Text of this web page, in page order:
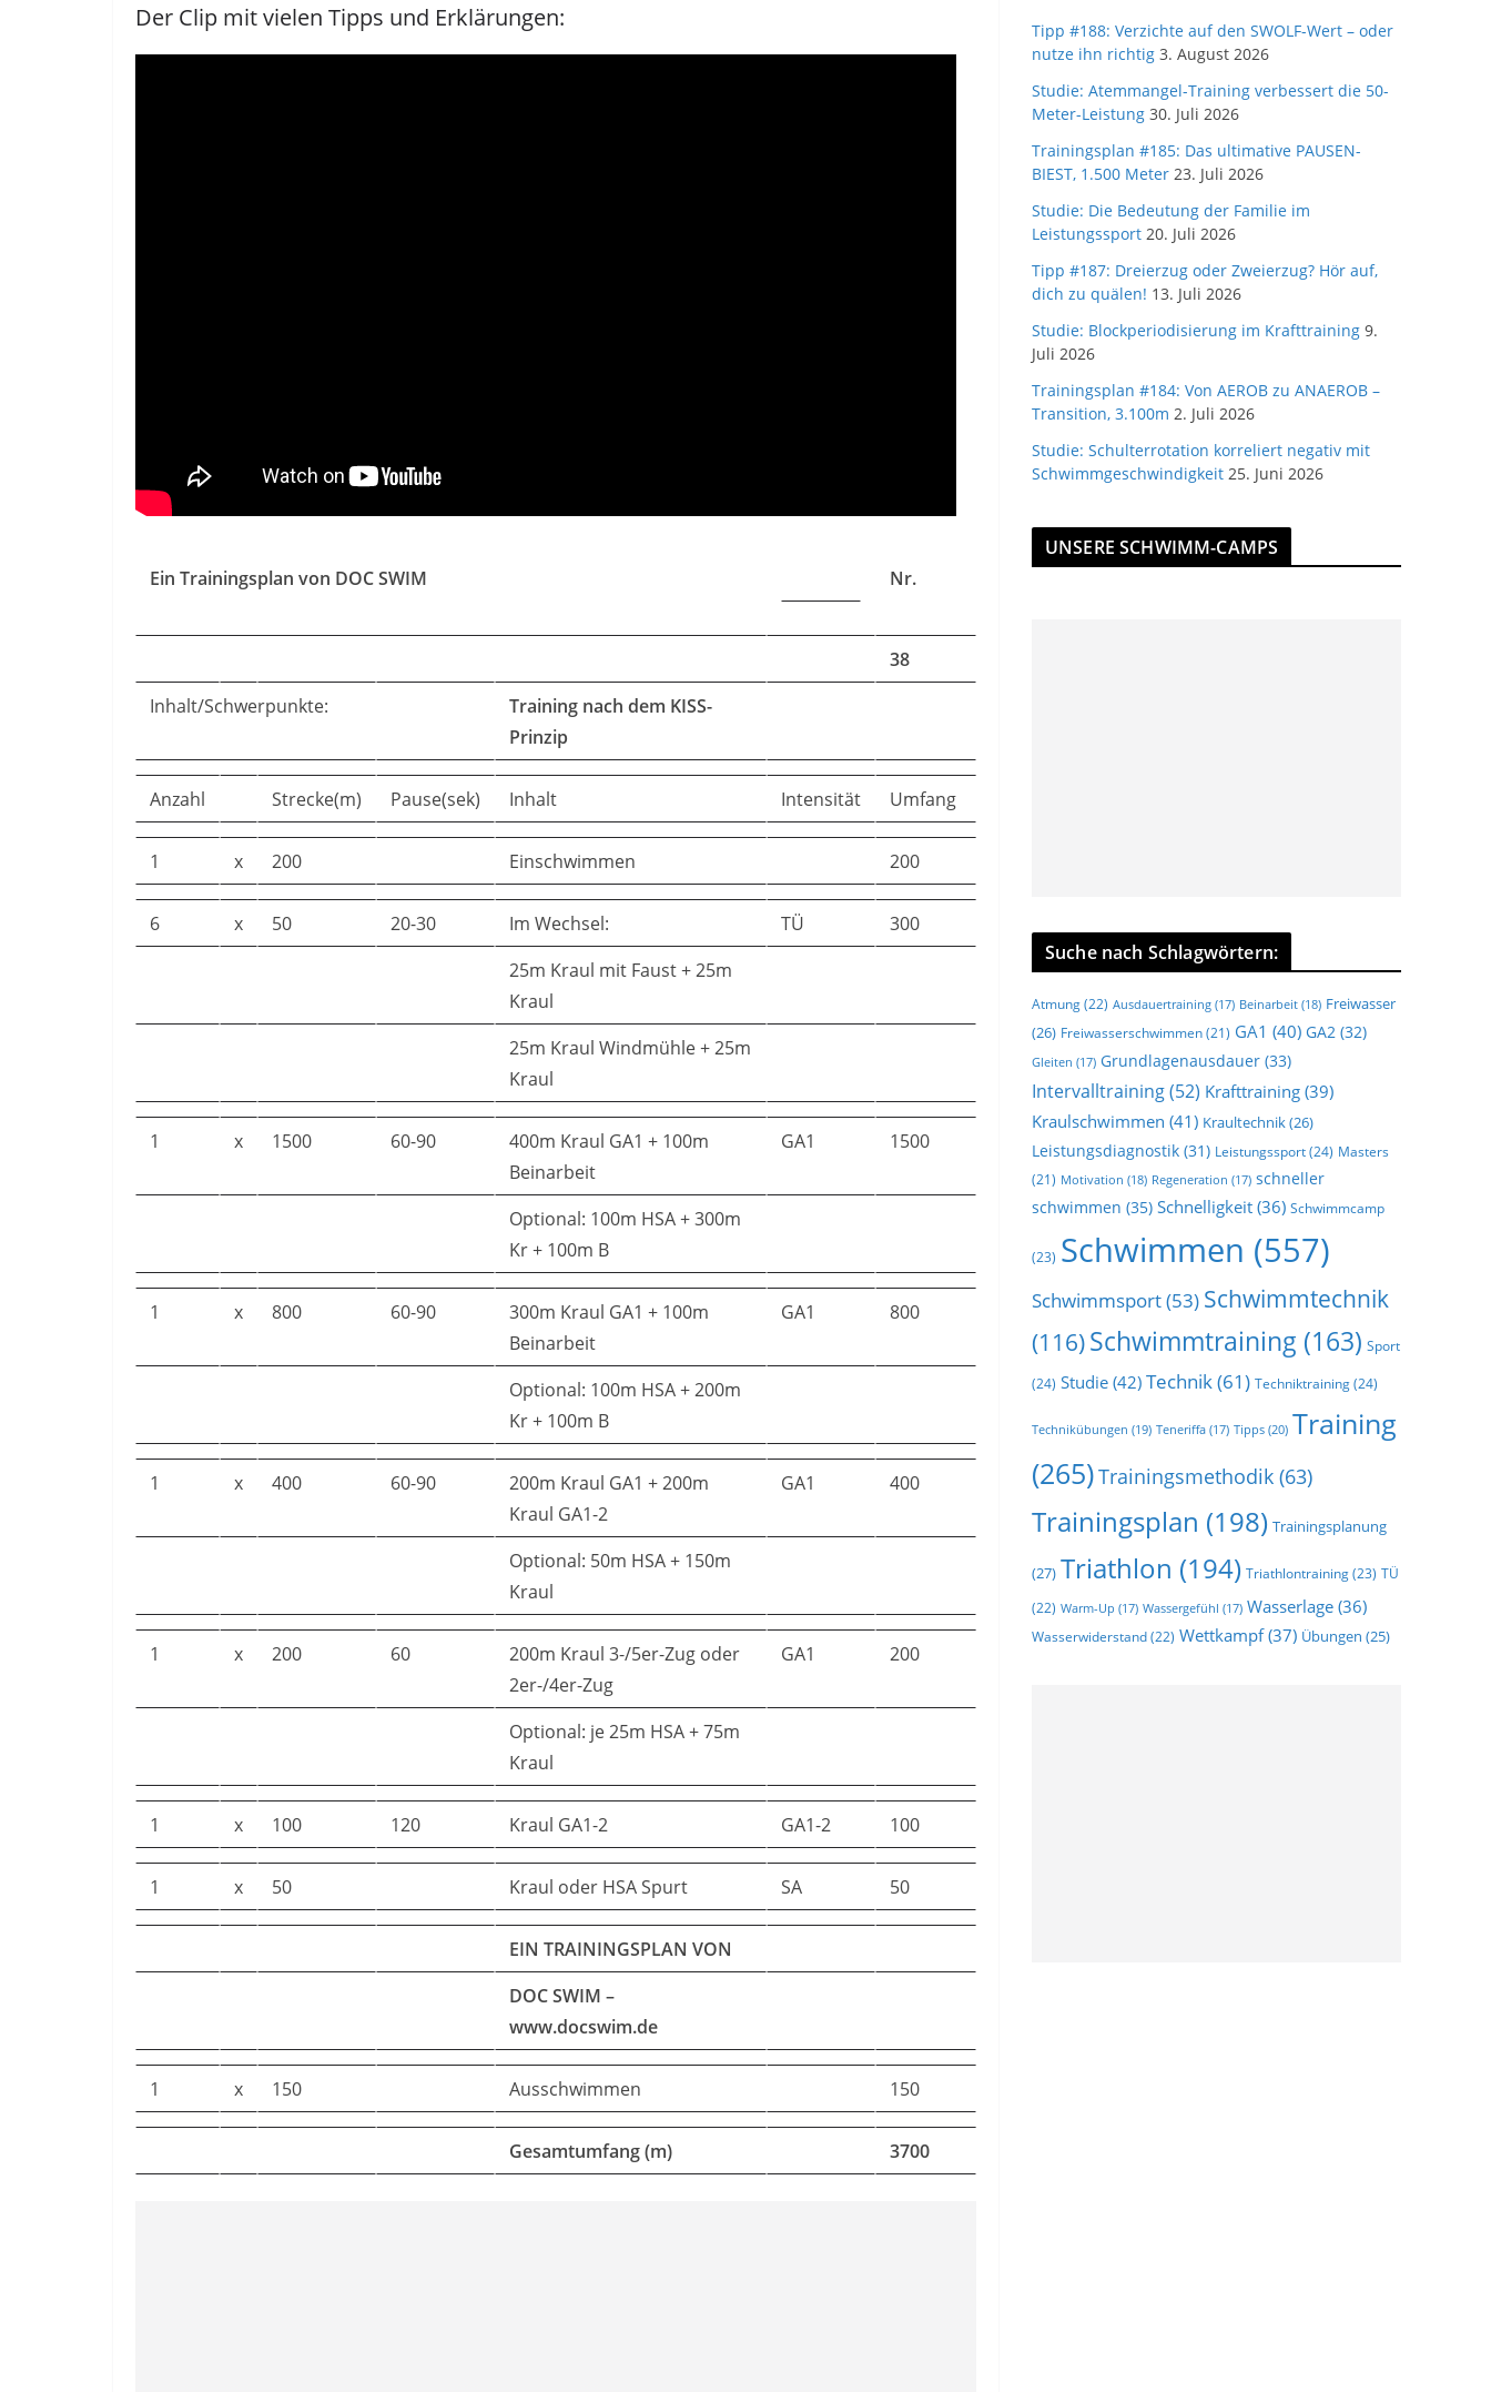
Der Clip mit vielen Tipps und Erklärungen:
Ein Trainingsplan von DOC SWIM Nr.
38
Inhalt/Schwerpunkte:
Training nach dem KISS-
Prinzip
Anzahl Strecke(m) Pause(sek) Inhalt Intensität Umfang
1 x 200 Einschwimmen 200
6 x 50 20-30 Im Wechsel: TÜ
300
25m Kraul mit Faust + 25m
Kraul
25m Kraul Windmühle + 25m
Kraul
1 x 1500 60-90
400m Kraul GA1 + 100m
Beinarbeit
GA1 1500
Optional: 100m HSA + 300m
Kr + 100m B
1 x 800 60-90
300m Kraul GA1 + 100m
Beinarbeit
GA1 800
Optional: 100m HSA + 200m
Kr + 100m B
1 x 400 60-90
200m Kraul GA1 + 200m
Kraul GA1-2
GA1 400
Optional: 50m HSA + 150m
Kraul
1 x 200 60
200m Kraul 3-/5er-Zug oder
2er-/4er-Zug
GA1 200
Optional: je 25m HSA + 75m
Kraul
1 x 100 120 Kraul GA1-2 GA1-2 100
1 x 50 Kraul oder HSA Spurt SA 50
EIN TRAININGSPLAN VON
DOC SWIM –
www.docswim.de
1 x 150 Ausschwimmen 150
Gesamtumfang (m) 3700
Tipp #188: Verzichte auf den SWOLF-Wert – oder
nutze ihn richtig 3. August 2026
Studie: Atemmangel-Training verbessert die 50-
Meter-Leistung 30. Juli 2026
Trainingsplan #185: Das ultimative PAUSEN-
BIEST, 1.500 Meter 23. Juli 2026
Studie: Die Bedeutung der Familie im
Leistungssport 20. Juli 2026
Tipp #187: Dreierzug oder Zweierzug? Hör auf,
dich zu quälen! 13. Juli 2026
Studie: Blockperiodisierung im Krafttraining 9.
Juli 2026
Trainingsplan #184: Von AEROB zu ANAEROB –
Transition, 3.100m 2. Juli 2026
Studie: Schulterrotation korreliert negativ mit
Schwimmgeschwindigkeit 25. Juni 2026
UNSERE SCHWIMM-CAMPS
Suche nach Schlagwörtern:
Atmung(22) Ausdauertraining (17) Beinarbeit (18) Freiwasser
(26) Freiwasserschwimmen (21) GA1 (40) GA2 (32)
Gleiten (17) Grundlagenausdauer (33)
Intervalltraining(52) Krafttraining (39)
Kraulschwimmen (41) Kraultechnik(26)
Leistungsdiagnostik (31) Leistungssport(24) Masters
(21) Motivation (18) Regeneration (17) schneller
schwimmen (35) Schnelligkeit (36) Schwimmcamp
(23) Schwimmen (557)
Schwimmsport(53) Schwimmtechnik
(116)Schwimmtraining (163) Sport
(24) Studie (42) Technik(61) Techniktraining(24)
Technikübungen (19) Teneriffa (17) Tipps (20) Training
(265)Trainingsmethodik (63)
Trainingsplan (198) Trainingsplanung
(27) Triathlon (194) Triathlontraining(23) TÜ
(22) Warm-Up (17) Wassergefühl (17) Wasserlage (36)
Wasserwiderstand(22) Wettkampf(37) Übungen (25)